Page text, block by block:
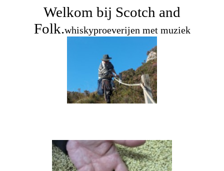
Welkom bij Scotch and
Folk.whiskyproeverijen met muziek